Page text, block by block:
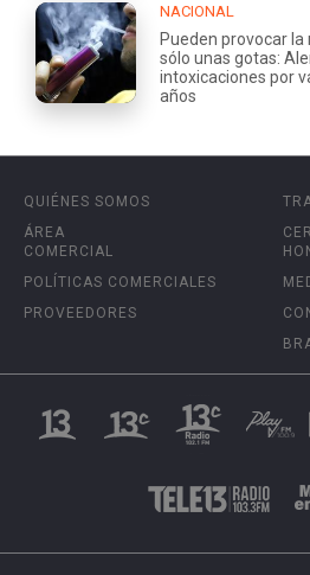
NACIONAL
Pueden provocar
sólo unas gotas:
intoxicaciones por
años
QUIÉNES SOMOS
ÁREA
COMERCIAL
POLÍTICAS COMERCIALES
PROVEEDORES